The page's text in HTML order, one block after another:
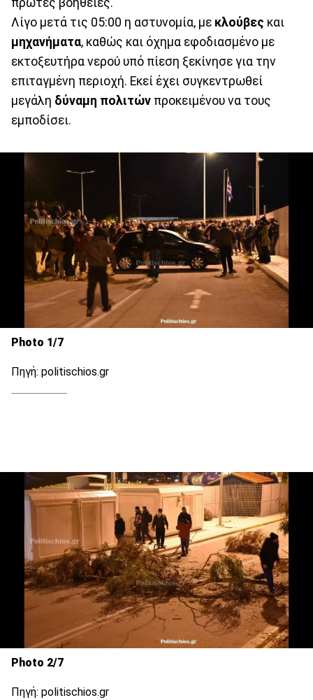
Λίγο μετά τις 05:00 η αστυνομία, με κλούβες και
μηχανήματα, καθώς και όχημα εφοδιασμένο με
εκτοξευτήρα νερού υπό πίεση ξεκίνησε για την
επιταγμένη περιοχή. Εκεί έχει συγκεντρωθεί
μεγάλη δύναμη πολιτών προκειμένου να τους
εμποδίσει.
Photo 1/7
Πηγή: politischios.gr
Photo 2/7
Πηγή: politischios.gr